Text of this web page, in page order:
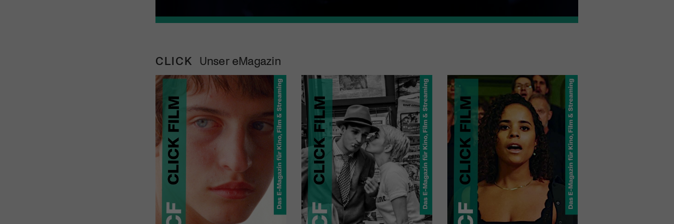
CLICK Unser eMagazin